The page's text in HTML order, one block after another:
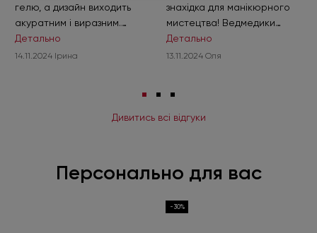
гелю, а дизайн виходить
акуратним і виразним.
Ідеальний варіант для
творчих майстрів!
Детально
14.11.2024 Ірина
знахідка для манікюрного
мистецтва! Ведмедики
виглядають дуже мило.
Детально
13.11.2024 Оля
Дивитись всі відгуки
Персонально для вас
-30%